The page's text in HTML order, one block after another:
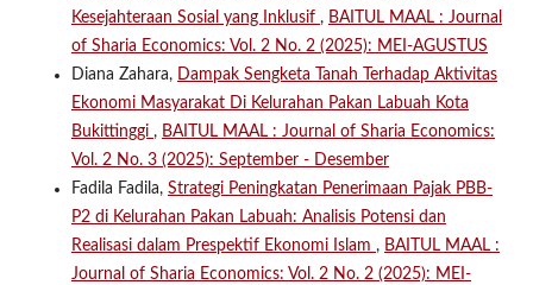
Kesejahteraan Sosial yang Inklusif , BAITUL MAAL : Journal
of Sharia Economics: Vol. 2 No. 2 (2025): MEI-AGUSTUS
Diana Zahara, Dampak Sengketa Tanah Terhadap Aktivitas
Ekonomi Masyarakat Di Kelurahan Pakan Labuah Kota
Bukittinggi , BAITUL MAAL : Journal of Sharia Economics:
Vol. 2 No. 3 (2025): September - Desember
Fadila Fadila, Strategi Peningkatan Penerimaan Pajak PBB-
P2 di Kelurahan Pakan Labuah: Analisis Potensi dan
Realisasi dalam Prespektif Ekonomi Islam , BAITUL MAAL :
Journal of Sharia Economics: Vol. 2 No. 2 (2025): MEI-